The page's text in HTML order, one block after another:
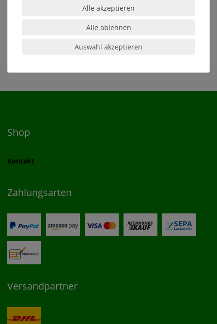
Hersteller: JEKA Kerzen
Shop
Kontakt
Zahlungsarten
Versandpartner
Alle akzeptieren
Alle ablehnen
Auswahl akzeptieren